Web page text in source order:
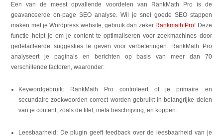
Een van de meest opvallende voordelen van RankMath Pro is de
geavanceerde on-page SEO analyse. Wil je snel goede SEO stappen
maken met je Wordpress website, gebruik dan zeker Rankmath Pro! Deze
functie helpt je om je content te optimaliseren voor zoekmachines door
gedetailleerde suggesties te geven voor verbeteringen. RankMath Pro
analyseert je pagina’s en berichten op basis van meer dan 70
verschillende factoren, waaronder:
Keywordgebruik: RankMath Pro controleert of je primaire en
secundaire zoekwoorden correct worden gebruikt in belangrijke delen
van je content, zoals de titel, meta beschrijving, en koppen.
Leesbaarheid: De plugin geeft feedback over de leesbaarheid van je